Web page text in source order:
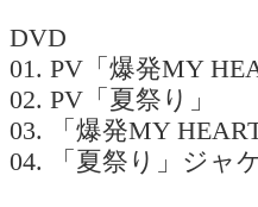
DVD
01. PV「爆発MY
02. PV「夏祭り」
03. 「爆発MY
04. 「夏祭り」ジャ